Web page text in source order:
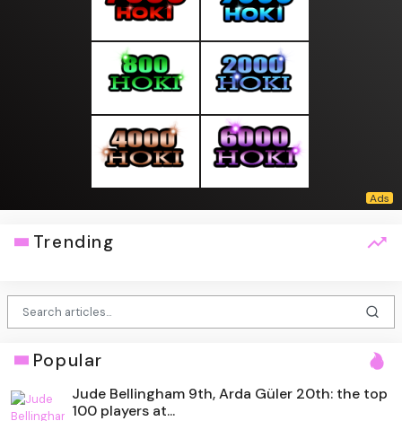
Trending
Popular
Jude Bellingham 9th, Arda Güler 20th: the top
100 players at...